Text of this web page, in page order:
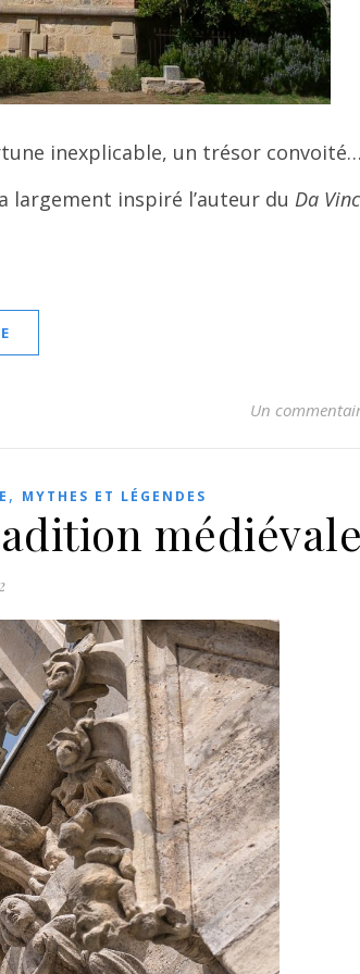
inexplicable, un trésor convoité…
largement inspiré l’auteur du Da
Un
, MYTHES ET LÉGENDES
médiévale